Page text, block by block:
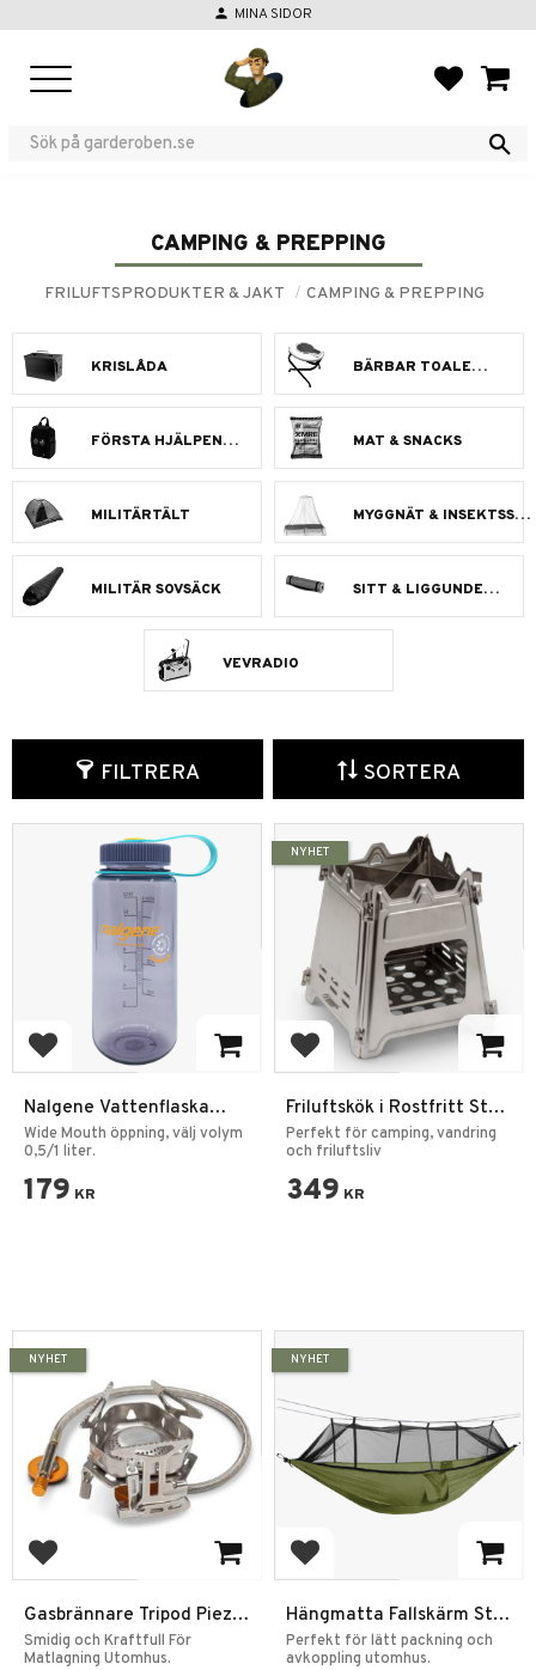
person MINA SIDOR
CAMPING & PREPPING
FRILUFTSPRODUKTER & JAKT CAMPING & PREPPING
KRISLÅDA BÄRBAR TOALETT
FÖRSTA HJÄLPEN IFAK MAT & SNACKS
MILITÄRTÄLT MYGGNÄT & INSEKTSSKYDD
MILITÄR SOVSÄCK SITT & LIGGUNDERLAG
VEVRADIO
FILTRERA SORTERA
Lägg till i favoriter
Nalgene Vattenflaska
Aubergine Sustain Wide
Mouth
Wide Mouth öppning, välj volym
0,5/1 liter.
179 KR
Lägg till i favoriter
Friluftskök i Rostfritt Stål
– Med Väska
Perfekt för camping, vandring
och friluftsliv
349 KR
NYHET
Lägg till i favoriter
Gasbrännare Tripod Piezo
3500
Smidig och Kraftfull För
Matlagning Utomhus.
NYHET
Lägg till i favoriter
Hängmatta Fallskärm Stil
med Myggnät
Perfekt för lätt packning och
avkoppling utomhus.
NYHET